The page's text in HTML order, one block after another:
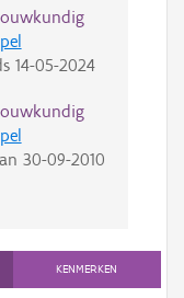
14-05-2024
30-09-2010
KENMERKEN